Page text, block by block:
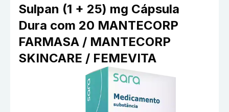
Sulpan (1 + 25) mg Cápsula
Dura com 20 MANTECORP
FARMASA / MANTECORP
SKINCARE / FEMEVITA